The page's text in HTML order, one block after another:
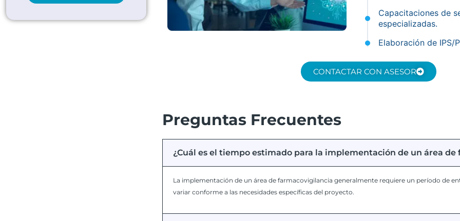
Capacitaciones de
especializadas.
Elaboración de IPS/
CONTACTAR CON ASESOR
Preguntas Frecuentes
¿Cuál es el tiempo estimado para la implementación de un área
La implementación de un área de farmacovigilancia generalmente requiere un período de
variar conforme a las necesidades específicas del proyecto.